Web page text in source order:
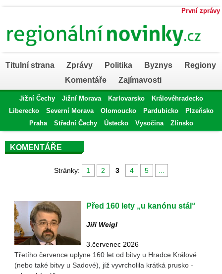
První zprávy
Titulní strana Zprávy Politika Byznys
Regiony
Komentáře
Zajímavosti
Jižní Čechy Jižní Morava Karlovarsko
Královéhradecko
Liberecko
Severní Morava Olomoucko Pardubicko
Plzeňsko
Praha
Střední Čechy Ústecko Vysočina Zlínsko
KOMENTÁŘE
Stránky: 1 2 3 4 5
Před 160 lety „u kanónu stál“
Jiří Weigl
3.červenec 2026
Třetího července uplyne 160 let od bitvy u Hradce Králové
(nebo také bitvy u Sadové), jíž vyvrcholila krátká prusko -